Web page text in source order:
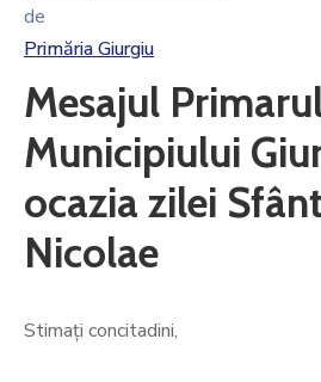
de
Primăria Giurgiu
Mesajul
Municipiului
ocazia zilei
Nicolae
Stimaţi concitadini,